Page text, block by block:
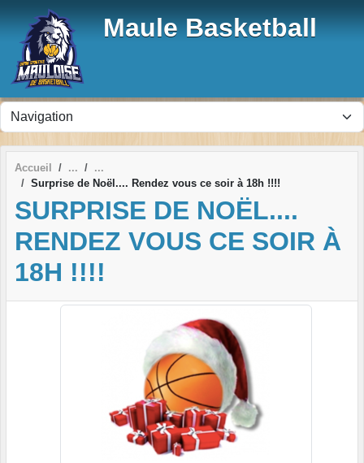
Maule Basketball
Accueil
Surprise de Noël.... Rendez vous ce soir à 18h !!!!
SURPRISE DE NOËL....
RENDEZ VOUS CE SOIR À
18H !!!!
Panneau de gestion des cookies